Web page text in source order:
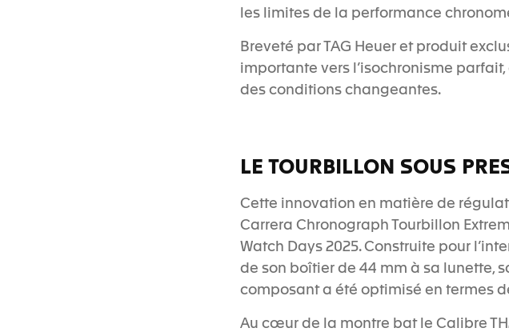
les limites de la performance
Breveté par TAG Heuer et produit
importante vers l’isochronisme
des conditions changeantes.
LE TOURBILLON SOUS
Cette innovation en matière de
Carrera Chronograph Tourbillon
Watch Days 2025. Construite pour
de son boîtier de 44 mm à sa lunette,
composant a été optimisé en termes
Au cœur de la montre bat le Calibre